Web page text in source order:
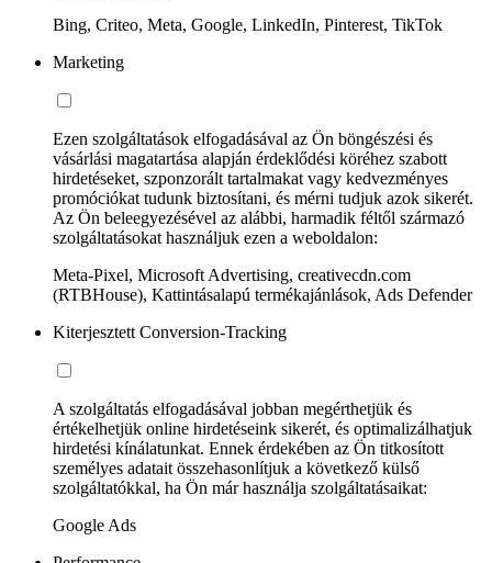
Bing, Criteo, Meta, Google, LinkedIn, Pinterest, TikTok
Marketing
Ezen szolgáltatások elfogadásával az Ön böngészési és
vásárlási magatartása alapján érdeklődési köréhez szabott
hirdetéseket, szponzorált tartalmakat vagy kedvezményes
promóciókat tudunk biztosítani, és mérni tudjuk azok sikerét.
Az Ön beleegyezésével az alábbi, harmadik féltől származó
szolgáltatásokat használjuk ezen a weboldalon:
Meta-Pixel, Microsoft Advertising, creativecdn.com
(RTBHouse), Kattintásalapú termékajánlások, Ads Defender
Kiterjesztett Conversion-Tracking
A szolgáltatás elfogadásával jobban megérthetjük és
értékelhetjük online hirdetéseink sikerét, és optimalizálhatjuk
hirdetési kínálatunkat. Ennek érdekében az Ön titkosított
személyes adatait összehasonlítjuk a következő külső
szolgáltatókkal, ha Ön már használja szolgáltatásaikat:
Google Ads